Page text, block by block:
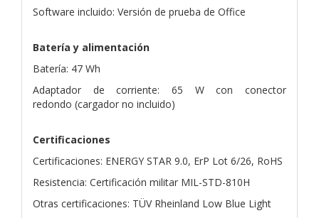
Software incluido: Versión de prueba de Office
Batería y alimentación
Batería: 47 Wh
Adaptador de corriente: 65 W con conector
redondo (cargador no incluido)
Certificaciones
Certificaciones: ENERGY STAR 9.0, ErP Lot 6/26, RoHS
Resistencia: Certificación militar MIL-STD-810H
Otras certificaciones: TÜV Rheinland Low Blue Light